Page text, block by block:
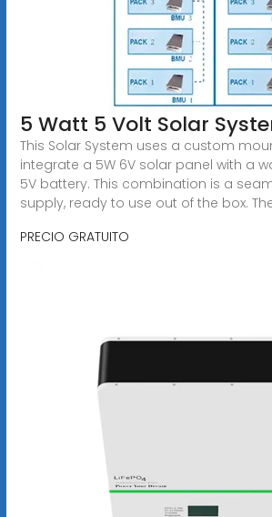
5 Watt 5 Volt Solar
This Solar System uses a custom
integrate a 5W 6V solar panel with a
5V battery. This combination is a
supply, ready to use out of the box.
PRECIO GRATUITO